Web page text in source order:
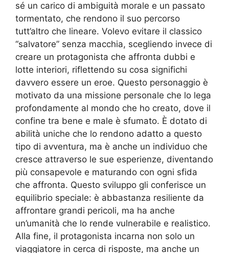
sé un carico di ambiguità morale e un passato
tormentato, che rendono il suo percorso
tutt’altro che lineare. Volevo evitare il classico
“salvatore” senza macchia, scegliendo invece di
creare un protagonista che affronta dubbi e
lotte interiori, riflettendo su cosa significhi
davvero essere un eroe. Questo personaggio è
motivato da una missione personale che lo lega
profondamente al mondo che ho creato, dove il
confine tra bene e male è sfumato. È dotato di
abilità uniche che lo rendono adatto a questo
tipo di avventura, ma è anche un individuo che
cresce attraverso le sue esperienze, diventando
più consapevole e maturando con ogni sfida
che affronta. Questo sviluppo gli conferisce un
equilibrio speciale: è abbastanza resiliente da
affrontare grandi pericoli, ma ha anche
un’umanità che lo rende vulnerabile e realistico.
Alla fine, il protagonista incarna non solo un
viaggiatore in cerca di risposte, ma anche un